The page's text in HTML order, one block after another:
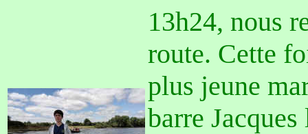
13h24, nous
route. Cette
plus jeune
barre